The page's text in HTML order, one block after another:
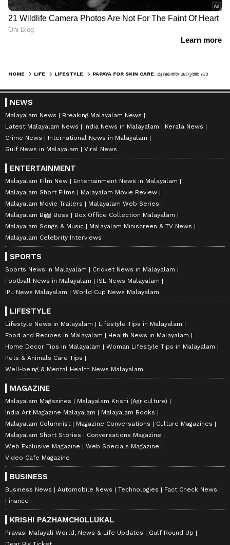
HOME LIFE LIFESTYLE
NEWS
Malayalam News
Breaking Malayalam News
Latest Malayalam News
India News in Malayalam
Kerala News
Crime News
International News in Malayalam
Gulf News in Malayalam
Viral News
ENTERTAINMENT
Malayalam Film New
Entertainment News in Malayalam
Malayalam Short Films
Malayalam Movie Review
Malayalam Movie Trailers
Malayalam Web Series
Malayalam Bigg Boss
Box Office Collection Malayalam
Malayalam Songs & Music
Malayalam Miniscreen & TV News
Malayalam Celebrity Interviews
SPORTS
Sports News in Malayalam
Cricket News in Malayalam
Football News in Malayalam
ISL News Malayalam
IPL News Malayalam
World Cup News Malayalam
LIFESTYLE
Lifestyle News in Malayalam
Lifestyle Tips in Malayalam
Food and Recipes in Malayalam
Health News in Malayalam
Home Decor Tips in Malayalam
Woman Lifestyle Tips in Malayalam
Pets & Animals Care Tips
Well-being & Mental Health News Malayalam
MAGAZINE
Malayalam Magazines
Malayalam Krishi (Agriculture)
India Art Magazine Malayalam
Malayalam Books
Malayalam Columnist
Magazine Conversations
Culture Magazines
Malayalam Short Stories
Conversations Magazine
Web Exclusive Magazine
Web Specials Magazine
Video Cafe Magazine
BUSINESS
Business News Automobile News Technologies
Fact Check News
Finance
KRISHI PAZHAMCHOLLUKAL
Pravasi Malayali World, News & Life Updates
Gulf Round Up